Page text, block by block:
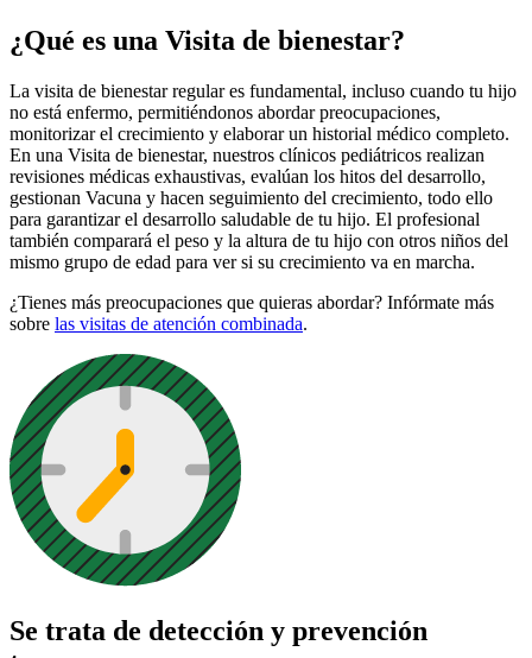
¿Qué es una Visita de bienestar?
La visita de bienestar regular es fundamental, incluso cuando tu hijo
no está enfermo, permitiéndonos abordar preocupaciones,
monitorizar el crecimiento y elaborar un historial médico completo.
En una Visita de bienestar, nuestros clínicos pediátricos realizan
revisiones médicas exhaustivas, evalúan los hitos del desarrollo,
gestionan Vacuna y hacen seguimiento del crecimiento, todo ello
para garantizar el desarrollo saludable de tu hijo. El profesional
también comparará el peso y la altura de tu hijo con otros niños del
mismo grupo de edad para ver si su crecimiento va en marcha.
¿Tienes más preocupaciones que quieras abordar? Infórmate más
sobre las visitas de atención combinada.
Se trata de detección y prevención